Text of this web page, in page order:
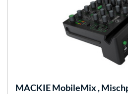
MACKIEMobileMix ,